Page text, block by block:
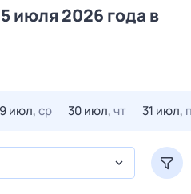
июля 2026 года в
июл,ср 30 июл,чт 31 июл,